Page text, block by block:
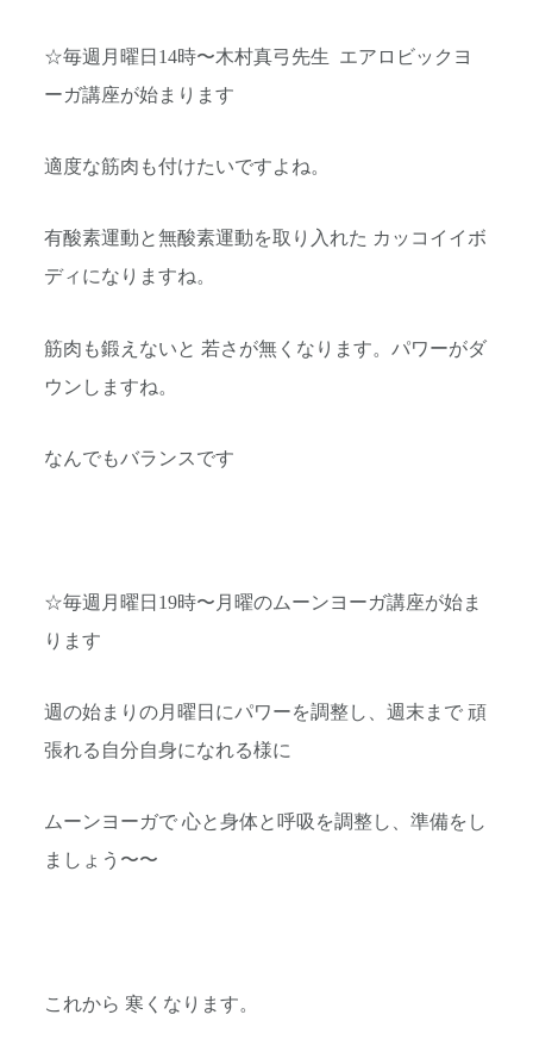
☆毎週月曜日14時〜木村真弓先生 エアロビックヨ
ーガ講座が始まります
適度な筋肉も付けたいですよね。
有酸素運動と無酸素運動を取り入れた カッコイイボ
ディになりますね。
筋肉も鍛えないと 若さが無くなります。パワーがダ
ウンしますね。
なんでもバランスです
☆毎週月曜日19時〜月曜のムーンヨーガ講座が始ま
ります
週の始まりの月曜日にパワーを調整し、週末まで 頑
張れる自分自身になれる様に
ムーンヨーガで 心と身体と呼吸を調整し、準備をし
ましょう〜〜
これから 寒くなります。